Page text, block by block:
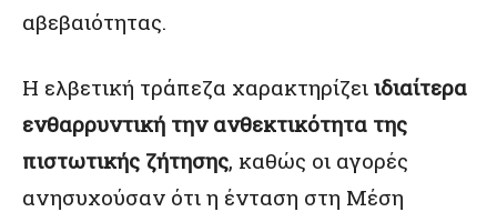
αβεβαιότητας.
Η ελβετική τράπεζα χαρακτηρίζει ιδιαίτερα
ενθαρρυντική την ανθεκτικότητα της
πιστωτικής ζήτησης, καθώς οι αγορές
ανησυχούσαν ότι η ένταση στη Μέση